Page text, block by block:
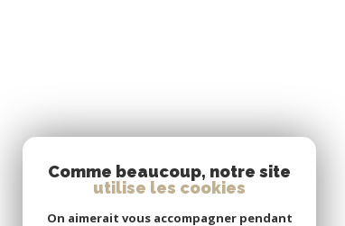
Comme beaucoup, notre site
utilise les cookies
On aimerait vous accompagner pendant